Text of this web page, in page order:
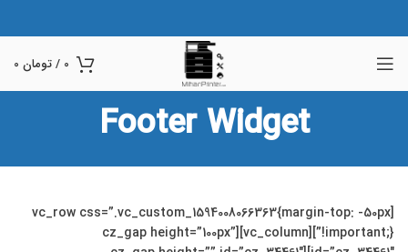
0
/تومان
Footer Widget
[vc_row css=”.vc_custom_1594008066363{margin-top: -50px
!important;}”][vc_column][cz_gap height=”100px”